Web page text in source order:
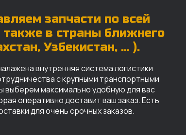
запчасти по всей
также в страны ближнего
Узбекистан, … ).
внутренняя система логистики
с крупными транспортными
выберем максимально удобную для вас
оперативно доставит ваш заказ. Есть
для очень срочных заказов.